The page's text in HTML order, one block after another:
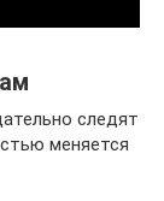
следят
меняется